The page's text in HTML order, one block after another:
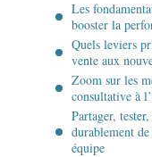
Les
booster la
Quels leviers
vente aux
Zoom sur les
consultative à
Partager,
durablement
équipe